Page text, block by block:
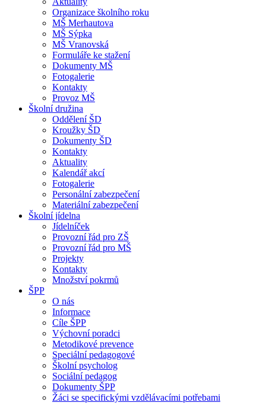
Organizace školního roku
MŠ Merhautova
MŠ Sýpka
MŠ Vranovská
Formuláře ke stažení
Dokumenty MŠ
Fotogalerie
Kontakty
Provoz MŠ
Školní družina
Oddělení ŠD
Kroužky ŠD
Dokumenty ŠD
Kontakty
Aktuality
Kalendář akcí
Fotogalerie
Personální zabezpečení
Materiální zabezpečení
Školní jídelna
Jídelníček
Provozní řád pro ZŠ
Provozní řád pro MŠ
Projekty
Kontakty
Množství pokrmů
ŠPP
O nás
Informace
Cíle ŠPP
Výchovní poradci
Metodikové prevence
Speciální pedagogové
Školní psycholog
Sociální pedagog
Dokumenty ŠPP
Žáci se specifickými vzdělávacími potřebami